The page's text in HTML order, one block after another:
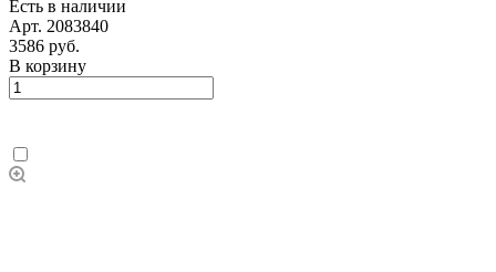
Есть в наличии
Арт. 2083840
3586 руб.
В корзину